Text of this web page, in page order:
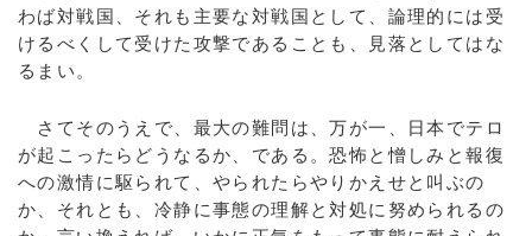
わば対戦国、それも主要な対戦国として、論理的には受
けるべくして受けた攻撃であることも、見落としてはな
るまい。
さてそのうえで、最大の難問は、万が一、日本でテロ
が起こったらどうなるか、である。恐怖と憎しみと報復
への激情に駆られて、やられたらやりかえせと叫ぶの
か、それとも、冷静に事態の理解と対処に努められるの